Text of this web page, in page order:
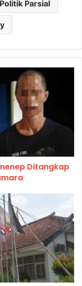
Politik Parsial
Ditangkap